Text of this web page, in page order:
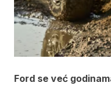
Ford se već